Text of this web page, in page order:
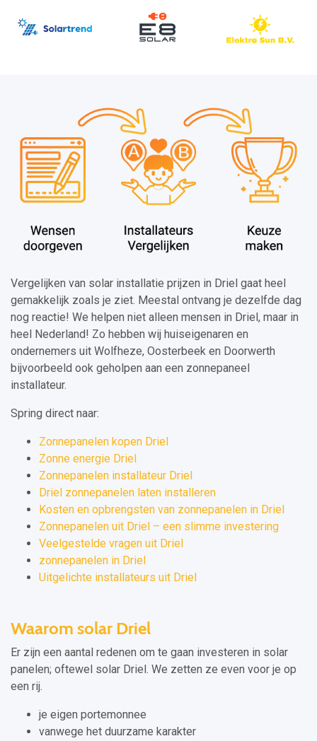
Vergelijken van solar installatie prijzen in Driel gaat heel
gemakkelijk zoals je ziet. Meestal ontvang je dezelfde dag
nog reactie! We helpen niet alleen mensen in Driel, maar in
heel Nederland! Zo hebben wij huiseigenaren en
ondernemers uit Wolfheze, Oosterbeek en Doorwerth
bijvoorbeeld ook geholpen aan een zonnepaneel
installateur.
Spring direct naar:
Zonnepanelen kopen Driel
Zonne energie Driel
Zonnepanelen installateur Driel
Driel zonnepanelen laten installeren
Kosten en opbrengsten van zonnepanelen in Driel
Zonnepanelen uit Driel – een slimme investering
Veelgestelde vragen uit Driel
zonnepanelen in Driel
Uitgelichte installateurs uit Driel
Waarom solar Driel
Er zijn een aantal redenen om te gaan investeren in solar
panelen; oftewel solar Driel. We zetten ze even voor je op
een rij.
je eigen portemonnee
vanwege het duurzame karakter